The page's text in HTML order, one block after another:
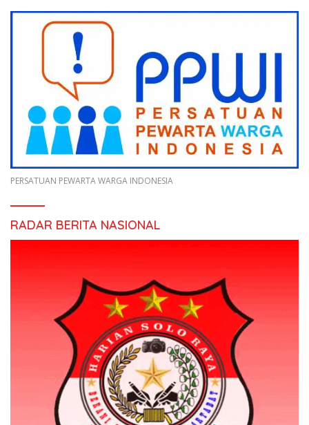
PERSATUAN PEWARTA WARGA INDONESIA
RADAR BERITA NASIONAL